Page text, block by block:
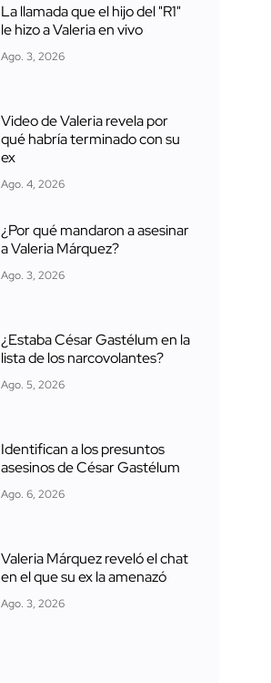
La llamada que el hijo del "R1"
le hizo a Valeria en vivo
Ago. 3, 2026
Video de Valeria revela por
qué habría terminado con su
ex
Ago. 4, 2026
¿Por qué mandaron a asesinar
a Valeria Márquez?
Ago. 3, 2026
¿Estaba César Gastélum en la
lista de los narcovolantes?
Ago. 5, 2026
Identifican a los presuntos
asesinos de César Gastélum
Ago. 6, 2026
Valeria Márquez reveló el chat
en el que su ex la amenazó
Ago. 3, 2026